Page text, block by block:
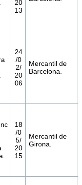
20
13
24
/0
2/
20
06
Mercantil de
Barcelona.
18
/0
5/
20
15
Mercantil de
Girona.